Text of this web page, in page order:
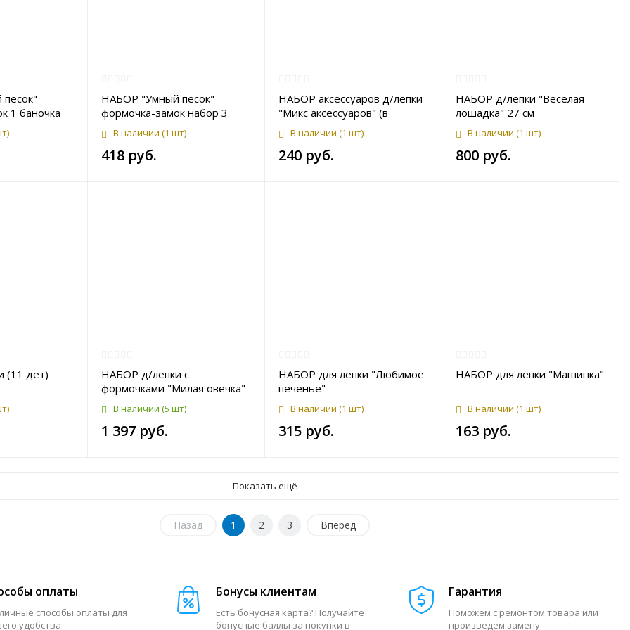
1 баночка
НАБОР "Умный песок"
формочка-замок набор 3
баночки
В наличии (1 шт)
418 руб.
НАБОР аксессуаров д/лепки
"Микс аксессуаров" (в
пакете)
В наличии (1 шт)
240 руб.
НАБОР д/лепки "Веселая
лошадка" 27 см
В наличии (1 шт)
800 руб.
(11 дет)
НАБОР д/лепки с
формочками "Милая овечка"
В наличии (5 шт)
1 397 руб.
НАБОР для лепки "Любимое
печенье"
В наличии (1 шт)
315 руб.
НАБОР для лепки "Машинка"
В наличии (1 шт)
163 руб.
Показать ещё
Назад 1 2 3 Вперед
оплаты
способы оплаты для
удобства
Бонусы клиентам
Есть бонусная карта? Получайте
бонусные баллы за покупки в
Гарантия
Поможем с ремонтом товара или
произведем замену